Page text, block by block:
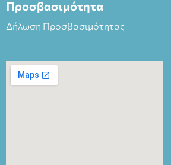
Προσβασιμότητα
Δήλωση Προσβασιμότητας